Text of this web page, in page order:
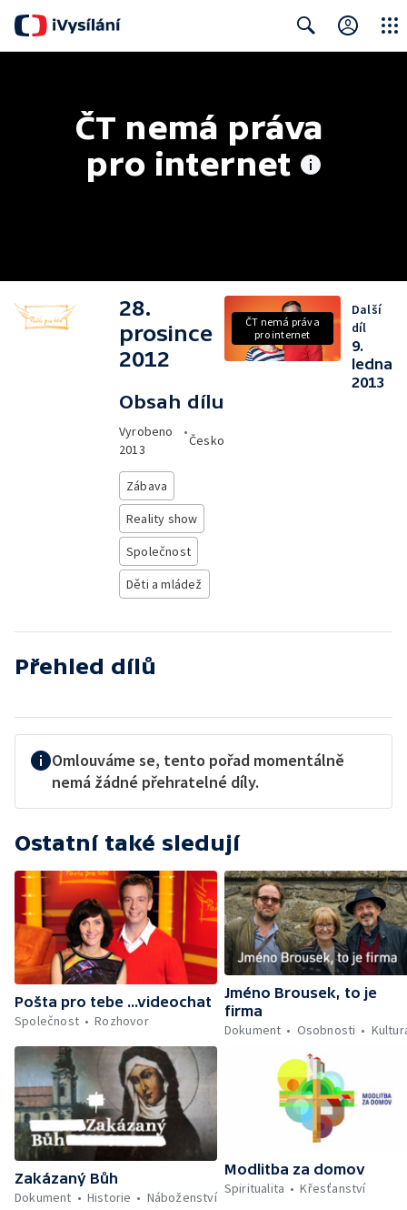
ČT nemá práva
pro internet
28.
prosince
2012
Obsah dílu
Vyrobeno
2013
•
Česko
Zábava
Reality show
Společnost
Děti a mládež
ČT nemá práva
pro internet
Další
díl
9.
ledna
2013
Přehled dílů
Omlouváme se, tento pořad momentálně
nemá žádné přehratelné díly.
Ostatní také sledují
Pošta pro tebe ...videochat
Společnost
Rozhovor
Jméno Brousek, to je
firma
Dokument
Osobnosti
Zakázaný Bůh
Dokument
Historie Náboženství
Modlitba za domov
Spiritualita
Křesťanství